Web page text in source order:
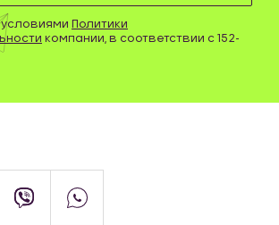
условиями Политики
компании, в соответствии с 152-